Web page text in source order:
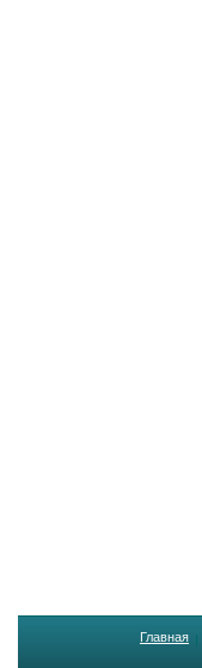
Главная